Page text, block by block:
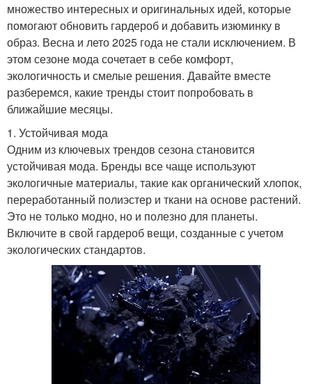
множество интересных и оригинальных идей, которые
помогают обновить гардероб и добавить изюминку в
образ. Весна и лето 2025 года не стали исключением. В
этом сезоне мода сочетает в себе комфорт,
экологичность и смелые решения. Давайте вместе
разберемся, какие тренды стоит попробовать в
ближайшие месяцы.
1. Устойчивая мода
Одним из ключевых трендов сезона становится
устойчивая мода. Бренды все чаще используют
экологичные материалы, такие как органический хлопок,
переработанный полиэстер и ткани на основе растений.
Это не только модно, но и полезно для планеты.
Включите в свой гардероб вещи, созданные с учетом
экологических стандартов.